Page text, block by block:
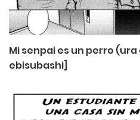
Mi senpai es un perro
ebisubashi]